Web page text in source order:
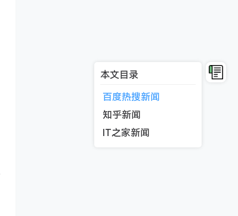
本文目录
百度热搜新闻
知乎新闻
IT之家新闻